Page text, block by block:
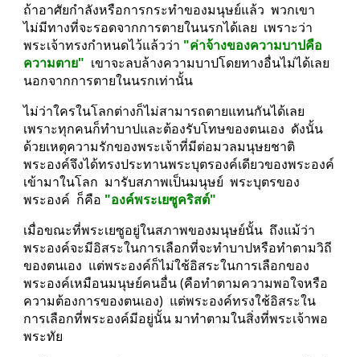
ถ้าอาศัยกำลังหรือการกระทำของมนุษย์แล้ว  พวกเขา
ไม่มีทางที่จะรอดจากการตายในนรกได้เลย  เพราะว่า
พระเจ้าทรงกำหนดไว้แล้วว่า "ค่าจ้างของความบาปคือ
ความตาย" เขาจะลบล้างความบาปโดยทางอื่นไม่ได้เลย
นอกจากการตายในนรกเท่านั้น
ไม่ว่าใครในโลกต่างก็ไม่สามารถตายแทนกันได้เลย
เพราะทุกคนก็ทำบาปและต้องรับโทษของตนเอง  ดังนั้น
ด้วยเหตุความรักของพระเจ้าที่มีต่อมวลมนุษยชาติ
พระองค์จึงได้ทรงประทานพระบุตรองค์เดียวของพระองค์
เข้ามาในโลก  มารับสภาพเป็นมนุษย์  พระบุตรของ
พระองค์  ก็คือ "องค์พระเยซูคริสต์"
เมื่อขณะที่พระเยซูอยู่ในสภาพของมนุษย์นั้น  ถึงแม้ว่า
พระองค์จะมีอิสระในการเลือกที่จะทำบาปหรือทำตามวิถี
ของตนเอง  แต่พระองค์ก็ไม่ใช้อิสระในการเลือกของ
พระองค์เหมือนมนุษย์คนอื่น (คือทำตามความพอใจหรือ
ความต้องการของตนเอง)  แต่พระองค์ทรงใช้อิสระใน
การเลือกที่พระองค์มีอยู่นั้น มาทำตามในสิ่งที่พระเจ้าพอ
พระทัย